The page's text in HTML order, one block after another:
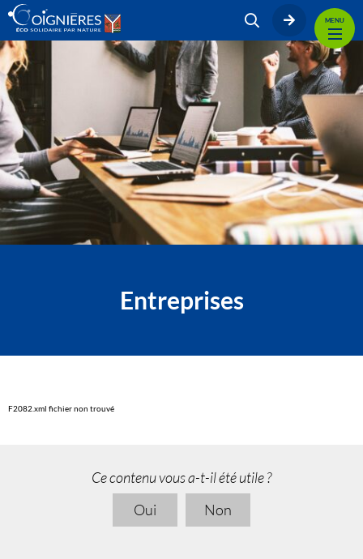
MENU
Entreprises
F2082.xml fichier non trouvé
Ce contenu vous a-t-il été utile ?
Oui
Non